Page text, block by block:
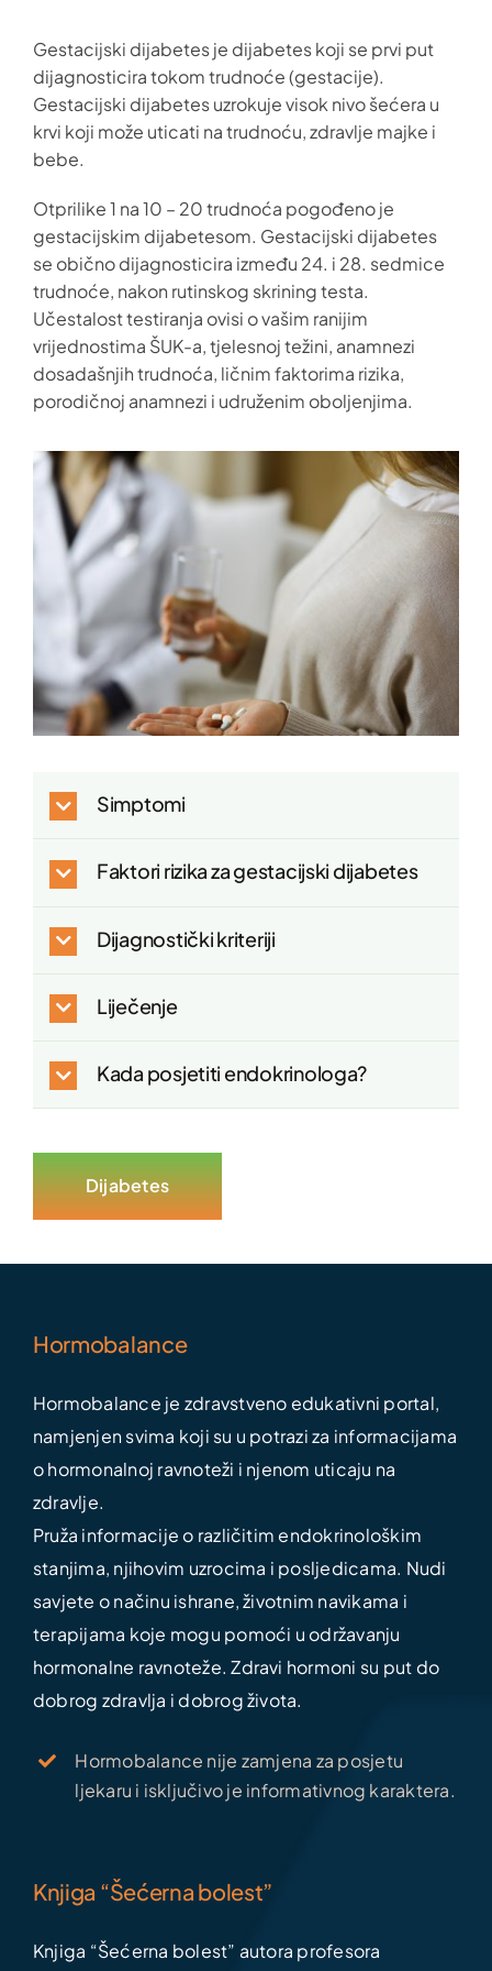
Gestacijski dijabetes je dijabetes koji se prvi put
dijagnosticira tokom trudnoće (gestacije).
Gestacijski dijabetes uzrokuje visok nivo šećera u
krvi koji može uticati na trudnoću, zdravlje majke i
bebe.
Otprilike 1 na 10 – 20 trudnoća pogođeno je
gestacijskim dijabetesom. Gestacijski dijabetes
se obično dijagnosticira između 24. i 28. sedmice
trudnoće, nakon rutinskog skrining testa.
Učestalost testiranja ovisi o vašim ranijim
vrijednostima ŠUK-a, tjelesnoj težini, anamnezi
dosadašnjih trudnoća, ličnim faktorima rizika,
porodičnoj anamnezi i udruženim oboljenjima.
Simptomi
Faktori rizika za gestacijski dijabetes
Dijagnostički kriteriji
Liječenje
Kada posjetiti endokrinologa?
Dijabetes
Hormobalance
Hormobalance je zdravstveno edukativni portal,
namjenjen svima koji su u potrazi za informacijama
o hormonalnoj ravnoteži i njenom uticaju na
zdravlje.
Pruža informacije o različitim endokrinološkim
stanjima, njihovim uzrocima i posljedicama. Nudi
savjete o načinu ishrane, životnim navikama i
terapijama koje mogu pomoći u održavanju
hormonalne ravnoteže. Zdravi hormoni su put do
dobrog zdravlja i dobrog života.
Hormobalance nije zamjena za posjetu
ljekaru i isključivo je informativnog karaktera.
Knjiga “Šećerna bolest”
Knjiga “Šećerna bolest” autora profesora